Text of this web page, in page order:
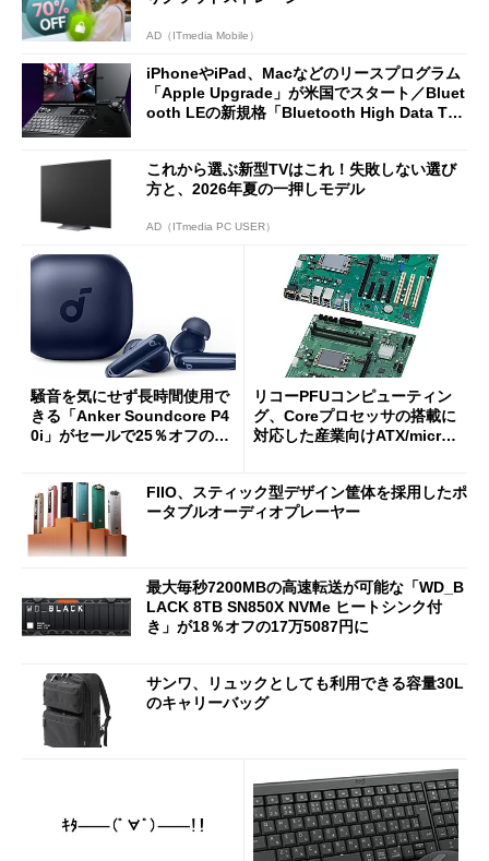
AD（ITmedia Mobile）
iPhoneやiPad、Macなどのリースプログラム
「Apple Upgrade」が米国でスタート／Bluet
ooth LEの新規格「Bluetooth High Data Thr
これから選ぶ新型TVはこれ！失敗しない選び
方と、2026年夏の一押しモデル
AD（ITmedia PC USER）
騒音を気にせず長時間使用で
きる「Anker Soundcore P4
0i」がセールで25％オフの59
リコーPFUコンピューティン
グ、Coreプロセッサの搭載に
対応した産業向けATX/micro
FIIO、スティック型デザイン筐体を採用したポ
ータブルオーディオプレーヤー
最大毎秒7200MBの高速転送が可能な「WD_B
LACK 8TB SN850X NVMe ヒートシンク付
き」が18％オフの17万5087円に
サンワ、リュックとしても利用できる容量30L
のキャリーバッグ